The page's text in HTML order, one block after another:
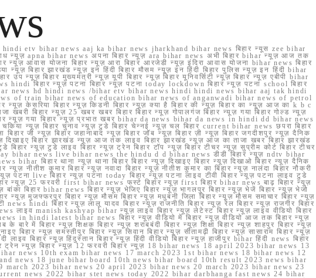
etv bihar news aaj ka bihar news jharkhand bihar news बिहार न्यूस zee bihar
न्यूज़ apna bihar news अपना बिहार न्यूज़ ara bihar news अभी बिहार bihar न्यूज़ आज तक
आवास योजना बिहार न्यूज़ आरा बिहार आरजेडी न्यूज़ इंदिरा आवास योजना bihar news बिहार
बिहार झारखंड न्यूज़ इन हिंदी बिहार मौसम न्यूज़ इन हिंदी बिहार पुलिस न्यूज़ इन हिंदी bihar
न्यूज़ बिहार मुख्यमंत्री न्यूज़ यूपी बिहार न्यूज़ बिहार यूनिवर्सिटी न्यूज़ बिहार न्यूज़ एबीपी bihar
hindi बिहार न्यूज़ पटना बिहार न्यूज़ पटना today lockdown बिहार न्यूज़ पटना school बिहार
news hd hindi news /bihar etv bihar news hindi hindi news bihar aaj tak hindi
of train bihar news of education bihar news of anganwadi bihar news of petrol
न्यूज़ केसरिया बिहार न्यूज़ किडनी बिहार न्यूज़ क्या है बिहार की न्यूज़ बिहार का न्यूज़ आज का k b c
बिहार न्यूज़ 25 खबर खबर बिहार बिहार न्यूज़ गोपालगंज बिहार न्यूज़ गया बिहार गोल्ड न्यूज़
न्यूज़ गया बिहार न्यूज़ प्रभात खबर bihar da news bihar da news in hindi dd bihar news
चकिया न्यूज़ बिहार चुनाव न्यूज़ टुडे बिहार चेन्नई न्यूज़ चल बिहार current bihar news छपरा बिहार
जी न्यूज़ बिहार जहानाबाद न्यूज़ बिहार जॉब न्यूज़ बिहार ज़ी न्यूज़ बिहार जगदीशपुर न्यूज़ दैनिक
बिहार झारखंड न्यूज़ आज तक लाइव बिहार झारखंड न्यूज़ आज का ताजा खबर बिहार झारखंड
न्यूज़ टुडे लाइव बिहार न्यूज़ ट्रेन बिहार टॉप न्यूज़ बिहार टीचर न्यूज़ सुप्रीम कोर्ट बिहार टीचर
bihar news live bihar news the hindu d d bihar news डीडी बिहार न्यूज़ ndtv bihar
bihar बिहार थाना न्यूज़ थाना बिहार बिहार न्यूज़ दिखाइए बिहार न्यूज़ दिखाओ बिहार न्यूज़ दैनिक
न्यूज़ नीतीश कुमार बिहार न्यूज़ नवादा बिहार न्यूज़ नीतीश कुमार का बिहार न्यूज़ नालंदा बिहार नौकरी
पटना live बिहार न्यूज़ पटना today बिहार न्यूज़ पटना लाइव टीवी बिहार न्यूज़ पटना लाइव टुडे
न्यूज़ 25 फरवरी first bihar news फर्स्ट बिहार न्यूज़ first बिहार bihar news बाढ़ बिहार न्यूज़
बांका बिहार bihar news बिहार न्यूज़ भेजिए बिहार न्यूज़ भागलपुर बिहार न्यूज़ भेजें बिहार न्यूज़ भेजो
न्यूज़ मुजफ्फरपुर बिहार न्यूज़ मौसम बिहार न्यूज़ मधुबनी जिला बिहार न्यूज़ मौसम समाचार बिहार न्यूज़
news hindi बिहार न्यूज़ लालू यादव बिहार न्यूज़ राजनीति बिहार न्यूज़ रेल बिहार न्यूज़ राजगीर बिहार
लाइव manish kashyap bihar न्यूज़ लाइव बिहार न्यूज़ लेटेस्ट बिहार न्यूज़ लाइव वीडियो बिहार
in hindi latest bihar news बिहार न्यूज़ वीडियो में बिहार न्यूज़ वीडियो आज तक बिहार न्यूज़
बारे में बिहार न्यूज़ शिक्षक बिहार न्यूज़ शराबबंदी बिहार न्यूज़ शिक्षा बिहार न्यूज़ शाहपुर बिहार न्यूज़
न्यूज़ समस्तीपुर बिहार न्यूज़ सिवान बिहार न्यूज़ सीतामढ़ी बिहार न्यूज़ सासाराम बिहार न्यूज़
बिहार न्यूज़ हिंदुस्तान बिहार न्यूज़ हिंदी वीडियो बिहार न्यूज़ हाजीपुर bihar हिंदी news बिहार
ट्रेन न्यूज़ बिहार न्यूज़ 12 फरवरी बिहार न्यूज़ 18 bihar news 18 april 2023 bihar news 13
news 10th exam bihar news 17 march 2023 1st bihar news 18 bihar news 12
news 18 june bihar board 10th news bihar board 10th result 2023 news bihar
march 2023 bihar news 20 april 2023 bihar news 20 march 2023 bihar news 23
news 2022 bihar stet news today 2022 bihar darbhanga fast news 24 bihar